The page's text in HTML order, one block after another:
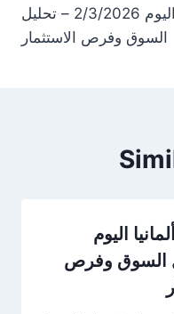
اليوم 2/3/2026 – تحليل
السوق وفرص الاستثمار
اليوم
– تحليل السوق وفرص